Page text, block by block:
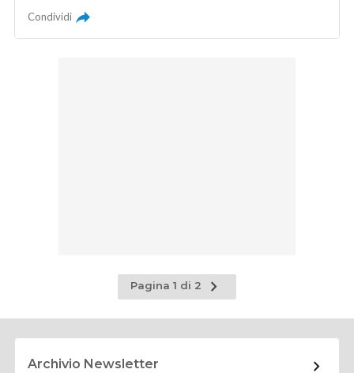
Condividi
Pagina 1 di 2
Pagina
successiva
Archivio Newsletter